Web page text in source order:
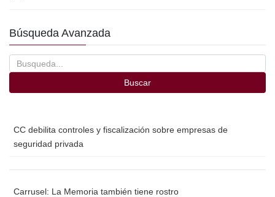
k
Búsqueda Avanzada
Buscar
CC debilita controles y fiscalización sobre empresas de
seguridad privada
Carrusel: La Memoria también tiene rostro